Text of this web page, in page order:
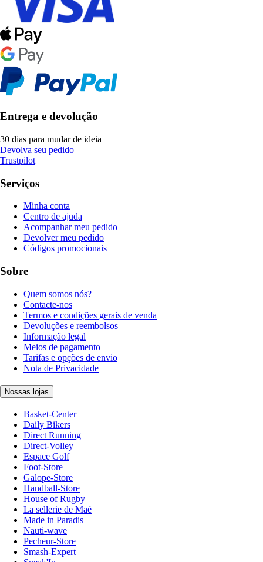
Entrega e devolução
30 dias para mudar de ideia
Devolva seu pedido
Trustpilot
Serviços
Minha conta
Centro de ajuda
Acompanhar meu pedido
Devolver meu pedido
Códigos promocionais
Sobre
Quem somos nós?
Contacte-nos
Termos e condições gerais de venda
Devoluções e reembolsos
Informação legal
Meios de pagamento
Tarifas e opções de envio
Nota de Privacidade
Nossas lojas
Basket-Center
Daily Bikers
Direct Running
Direct-Volley
Espace Golf
Foot-Store
Galope-Store
Handball-Store
House of Rugby
La sellerie de Maé
Made in Paradis
Nauti-wave
Pecheur-Store
Smash-Expert